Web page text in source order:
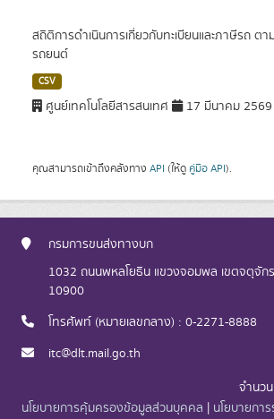
สถิติการดำเนินการเกี่ยวกับทะเบียนและภาษีรถ ต
รถยนต์
CSV
ศูนย์เทคโนโลยีสารสนเทศ 17 มีนาคม 2569
คุณสามารถเข้าถึงคลังทาง API (ให้ดู คู่มือ API).
กรมการขนส่งทางบก
1032 ถนนพหลโยธิน แขวงจอมพล เขตจตุจัก
10900
โทรศัพท์ (หมายเลขกลาง) : 0-2271-8888
itc@dlt.mail.go.th
จำนว
นโยบายการคุ้มครองข้อมูลส่วนบุคคล | นโยบายกา